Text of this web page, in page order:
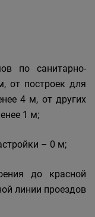
по санитарно-
от построек для
4 м, от других
1 м;
– 0 м;
до красной
линии проездов